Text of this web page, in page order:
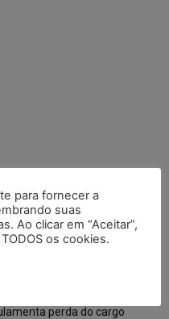
legítimos para instalar
ataques silenciosos
canetas emagrecedoras e
perda do cargo
para fornecer a
suas
Ao clicar em “Aceitar”,
os cookies.